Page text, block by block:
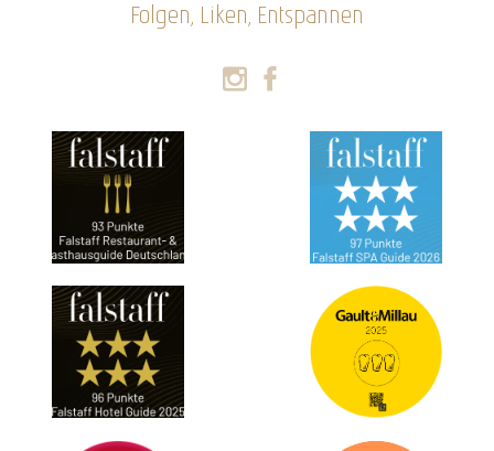
Folgen, Liken, Entspannen